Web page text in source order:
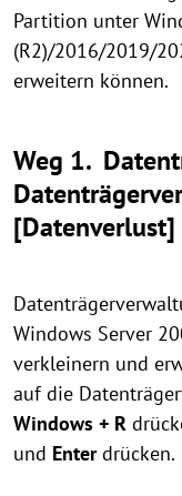
Partition unter
(R2)/2016/2019/
erweitern können.
Weg 1.
[Datenverlust]
Windows Server
verkleinern und
auf die
Windows + R
und Enterdrücken.